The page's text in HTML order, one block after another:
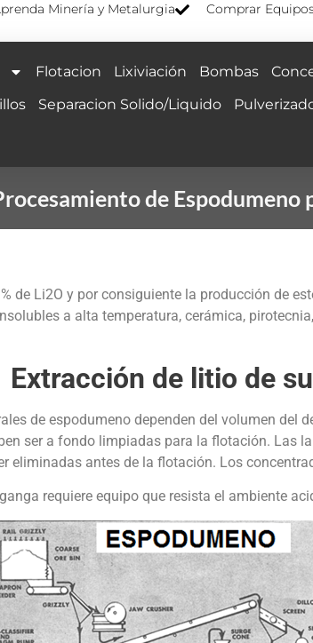
Minería y Metalurgia Comprar
Flotacion Lixiviación Bombas
Separacion Solido/Liquido
de
de Li2O y por consiguiente la producción de
a alta temperatura, cerámica,
Extracción de litio de
de espodumeno dependen del volumen del
ser a fondo limpiadas para la flotación. Las
eliminadas antes de la flotación. Los
requiere equipo que resista el ambiente